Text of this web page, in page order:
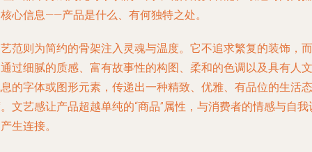
心信息——产品是什么、有何独特之处。
范则为简约的骨架注入灵魂与温度。它不追求繁复的装饰，而
过细腻的质感、富有故事性的构图、柔和的色调以及具有人文
的字体或图形元素，传递出一种精致、优雅、有品位的生活态
文艺感让产品超越单纯的“商品”属性，与消费者的情感与自我
生连接。